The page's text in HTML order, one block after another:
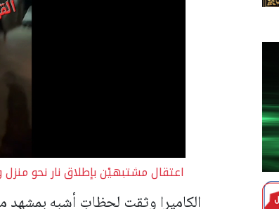
اعتقال مشتبهيْن بإطلاق نار نحو
الكاميرا وثقت لحظاتٍ أشبه بمشهد